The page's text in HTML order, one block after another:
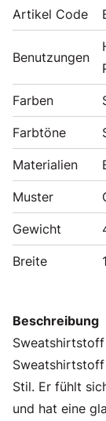
Artikel Code
Benutzungen
Farben
Farbtöne
Materialien
Muster
Gewicht
Breite
Beschreibung
Stil. Er fühlt
und hat eine